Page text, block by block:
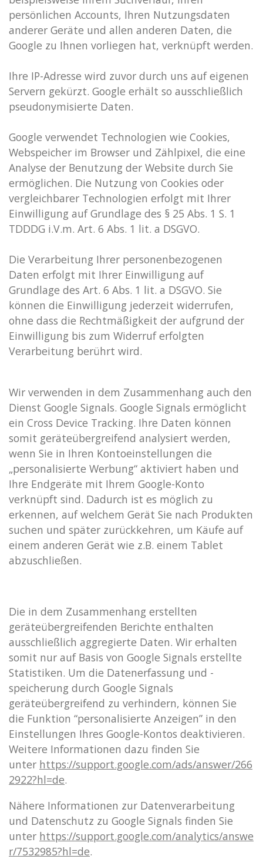
persönlichen Accounts, Ihren Nutzungsdaten
anderer Geräte und allen anderen Daten, die
Google zu Ihnen vorliegen hat, verknüpft werden.
Ihre IP-Adresse wird zuvor durch uns auf eigenen
Servern gekürzt. Google erhält so ausschließlich
pseudonymisierte Daten.
Google verwendet Technologien wie Cookies,
Webspeicher im Browser und Zählpixel, die eine
Analyse der Benutzung der Website durch Sie
ermöglichen. Die Nutzung von Cookies oder
vergleichbarer Technologien erfolgt mit Ihrer
Einwilligung auf Grundlage des § 25 Abs. 1 S. 1
TDDDG i.V.m. Art. 6 Abs. 1 lit. a DSGVO.
Die Verarbeitung Ihrer personenbezogenen
Daten erfolgt mit Ihrer Einwilligung auf
Grundlage des Art. 6 Abs. 1 lit. a DSGVO. Sie
können die Einwilligung jederzeit widerrufen,
ohne dass die Rechtmäßigkeit der aufgrund der
Einwilligung bis zum Widerruf erfolgten
Verarbeitung berührt wird.
Wir verwenden in dem Zusammenhang auch den
Dienst Google Signals. Google Signals ermöglicht
ein Cross Device Tracking. Ihre Daten können
somit geräteübergreifend analysiert werden,
wenn Sie in Ihren Kontoeinstellungen die
„personalisierte Werbung“ aktiviert haben und
Ihre Endgeräte mit Ihrem Google-Konto
verknüpft sind. Dadurch ist es möglich zu
erkennen, auf welchem Gerät Sie nach Produkten
suchen und später zurückkehren, um Käufe auf
einem anderen Gerät wie z.B. einem Tablet
abzuschließen.
Die in dem Zusammenhang erstellten
geräteübergreifenden Berichte enthalten
ausschließlich aggregierte Daten. Wir erhalten
somit nur auf Basis von Google Signals erstellte
Statistiken. Um die Datenerfassung und -
speicherung durch Google Signals
geräteübergreifend zu verhindern, können Sie
die Funktion “personalisierte Anzeigen” in den
Einstellungen Ihres Google-Kontos deaktivieren.
Weitere Informationen dazu finden Sie
unter https://support.google.com/ads/answer/266
2922?hl=de.
Nähere Informationen zur Datenverarbeitung
und Datenschutz zu Google Signals finden Sie
unter https://support.google.com/analytics/answe
r/7532985?hl=de.